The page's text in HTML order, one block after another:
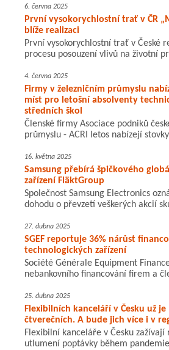
6. června 2025
První vysokorychlostní trať v ČR
blíže realizaci
První vysokorychlostní trať v České
procesu posouzení vlivů na životní
4. června 2025
Firmy v železničním průmyslu
míst pro letošní absolventy
středních škol
Členské firmy Asociace podniků
průmyslu - ACRI letos nabízejí
16. května 2025
Samsung přebírá špičkového
zařízení FläktGroup
Společnost Samsung Electronics
dohodu o převzetí veškerých akcií
27. dubna 2025
SGEF reportuje 36% nárůst
technologických zařízení
Société Générale Equipment
nebankovního financování firem a
25. dubna 2025
Flexibilních kanceláří v Česku už
čtverečních. A bude jich více i v
Flexibilní kanceláře v Česku zažívají
utlumení poptávky během